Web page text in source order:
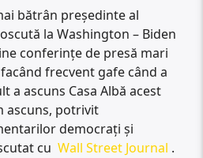
bătrân președinte al
la Washington – Biden
conferințe de presă mari
frecvent gafe când a
a ascuns Casa Albă acest
ascuns, potrivit
democrați și
cuWall Street Journal .